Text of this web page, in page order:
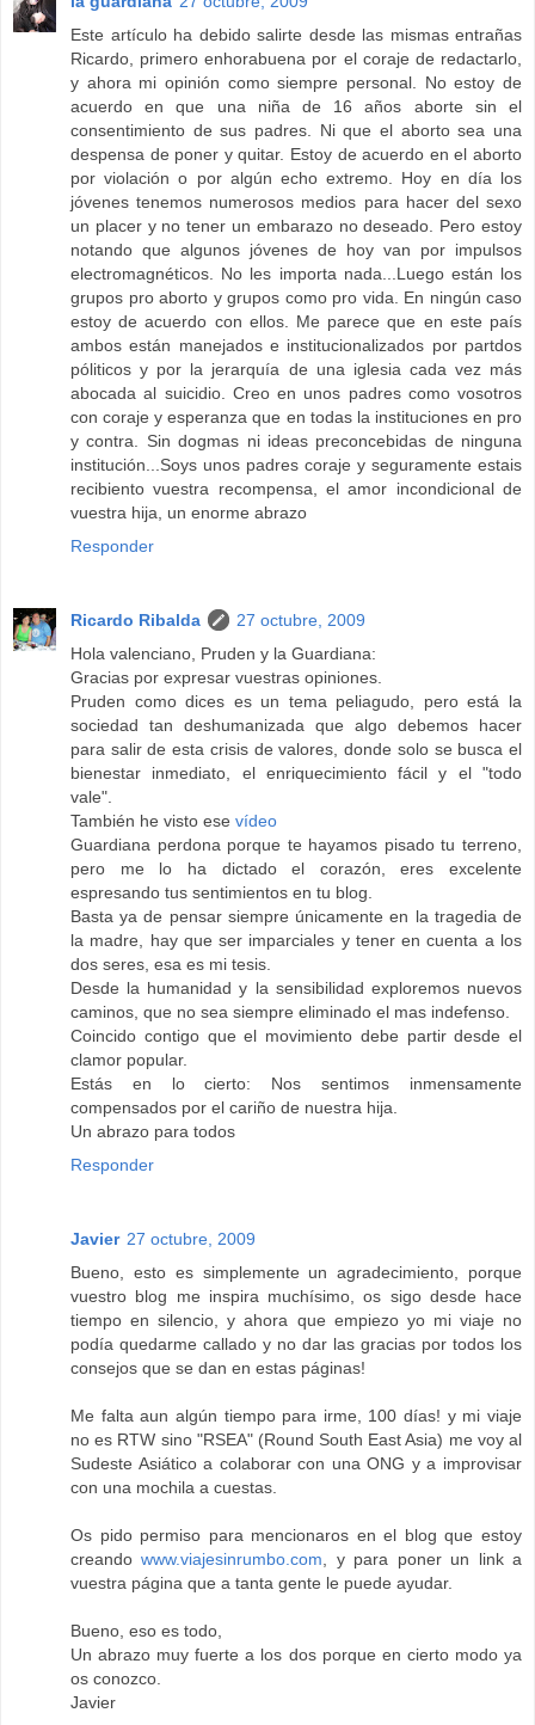
Este artículo ha debido salirte desde las mismas entrañas
Ricardo, primero enhorabuena por el coraje de redactarlo,
y ahora mi opinión como siempre personal. No estoy de
acuerdo en que una niña de 16 años aborte sin el
consentimiento de sus padres. Ni que el aborto sea una
despensa de poner y quitar. Estoy de acuerdo en el aborto
por violación o por algún echo extremo. Hoy en día los
jóvenes tenemos numerosos medios para hacer del sexo
un placer y no tener un embarazo no deseado. Pero estoy
notando que algunos jóvenes de hoy van por impulsos
electromagnéticos. No les importa nada...Luego están los
grupos pro aborto y grupos como pro vida. En ningún caso
estoy de acuerdo con ellos. Me parece que en este país
ambos están manejados e institucionalizados por partdos
póliticos y por la jerarquía de una iglesia cada vez más
abocada al suicidio. Creo en unos padres como vosotros
con coraje y esperanza que en todas la instituciones en pro
y contra. Sin dogmas ni ideas preconcebidas de ninguna
institución...Soys unos padres coraje y seguramente estais
recibiento vuestra recompensa, el amor incondicional de
vuestra hija, un enorme abrazo
Responder
Ricardo Ribalda
27 octubre, 2009
Hola valenciano, Pruden y la Guardiana:
Gracias por expresar vuestras opiniones.
Pruden como dices es un tema peliagudo, pero está la
sociedad tan deshumanizada que algo debemos hacer
para salir de esta crisis de valores, donde solo se busca el
bienestar inmediato, el enriquecimiento fácil y el "todo
vale".
También he visto ese vídeo
Guardiana perdona porque te hayamos pisado tu terreno,
pero me lo ha dictado el corazón, eres excelente
espresando tus sentimientos en tu blog.
Basta ya de pensar siempre únicamente en la tragedia de
la madre, hay que ser imparciales y tener en cuenta a los
dos seres, esa es mi tesis.
Desde la humanidad y la sensibilidad exploremos nuevos
caminos, que no sea siempre eliminado el mas indefenso.
Coincido contigo que el movimiento debe partir desde el
clamor popular.
Estás en lo cierto: Nos sentimos inmensamente
compensados por el cariño de nuestra hija.
Un abrazo para todos
Responder
Javier 27 octubre, 2009
Bueno, esto es simplemente un agradecimiento, porque
vuestro blog me inspira muchísimo, os sigo desde hace
tiempo en silencio, y ahora que empiezo yo mi viaje no
podía quedarme callado y no dar las gracias por todos los
consejos que se dan en estas páginas!
Me falta aun algún tiempo para irme, 100 días! y mi viaje
no es RTW sino "RSEA" (Round South East Asia) me voy al
Sudeste Asiático a colaborar con una ONG y a improvisar
con una mochila a cuestas.
Os pido permiso para mencionaros en el blog que estoy
creandowww.viajesinrumbo.com, y para poner un link a
vuestra página que a tanta gente le puede ayudar.
Bueno, eso es todo,
Un abrazo muy fuerte a los dos porque en cierto modo ya
os conozco.
Javier